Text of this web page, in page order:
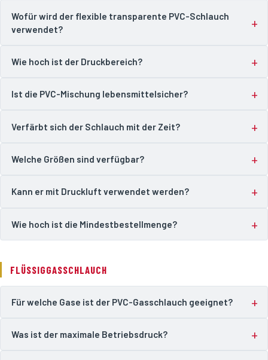
Wofür wird der flexible transparente PVC-Schlauch
verwendet?
Wie hoch ist der Druckbereich?
Ist die PVC-Mischung lebensmittelsicher?
Verfärbt sich der Schlauch mit der Zeit?
Welche Größen sind verfügbar?
Kann er mit Druckluft verwendet werden?
Wie hoch ist die Mindestbestellmenge?
FLÜSSIGGASSCHLAUCH
Für welche Gase ist der PVC-Gasschlauch geeignet?
Was ist der maximale Betriebsdruck?